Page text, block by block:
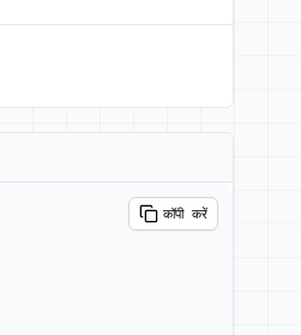
कॉपी करें